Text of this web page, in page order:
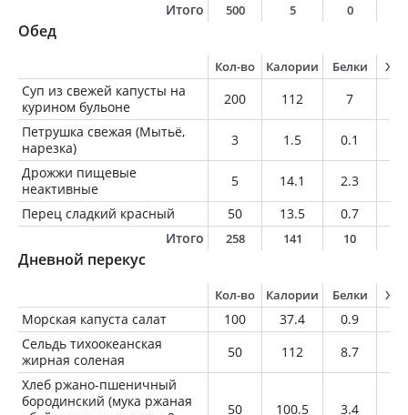
Итого 500 5 0
Обед
Кол-во Калории Белки
Суп из свежей капусты на
курином бульоне
200 112 7
Петрушка свежая (Мытьё,
нарезка)
3 1.5 0.1
Дрожжи пищевые
неактивные
5 14.1 2.3
Перец сладкий красный
50 13.5 0.7
Итого
258 141 10
Дневной перекус
Кол-во Калории Белки
Морская капуста салат 100 37.4 0.9
Сельдь тихоокеанская
жирная соленая
50 112 8.7
Хлеб ржано-пшеничный
бородинский (мука ржаная
50 100.5 3.4